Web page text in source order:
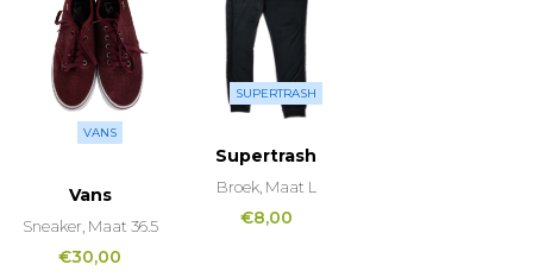
VANS
Vans
Sneaker, Maat 36.5
€30,00
SUPERTRASH
Supertrash
Broek, Maat L
€8,00